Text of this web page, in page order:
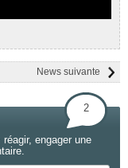
News suivante
2
engager une